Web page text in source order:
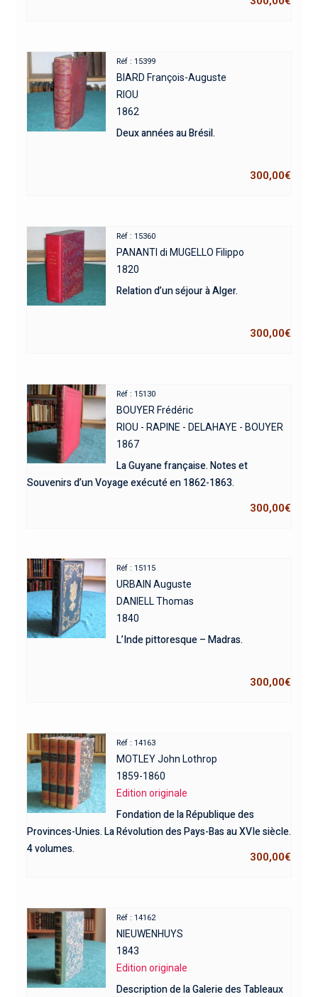
Réf : 15399
BIARD François-Auguste
RIOU
1862
Deux années au Brésil.
300,00€
Réf : 15360
PANANTI di MUGELLO Filippo
1820
Relation d’un séjour à Alger.
300,00€
Réf : 15130
BOUYER Frédéric
RIOU - RAPINE - DELAHAYE - BOUYER
1867
La Guyane française. Notes et
Souvenirs d’un Voyage exécuté en 1862-1863.
300,00€
Réf : 15115
URBAIN Auguste
DANIELL Thomas
1840
L’Inde pittoresque – Madras.
300,00€
Réf : 14163
MOTLEY John Lothrop
1859-1860
Edition originale
Fondation de la République des
Provinces-Unies. La Révolution des Pays-Bas au XVIe siècle.
4 volumes.
300,00€
Réf : 14162
NIEUWENHUYS
1843
Edition originale
Description de la Galerie des Tableaux